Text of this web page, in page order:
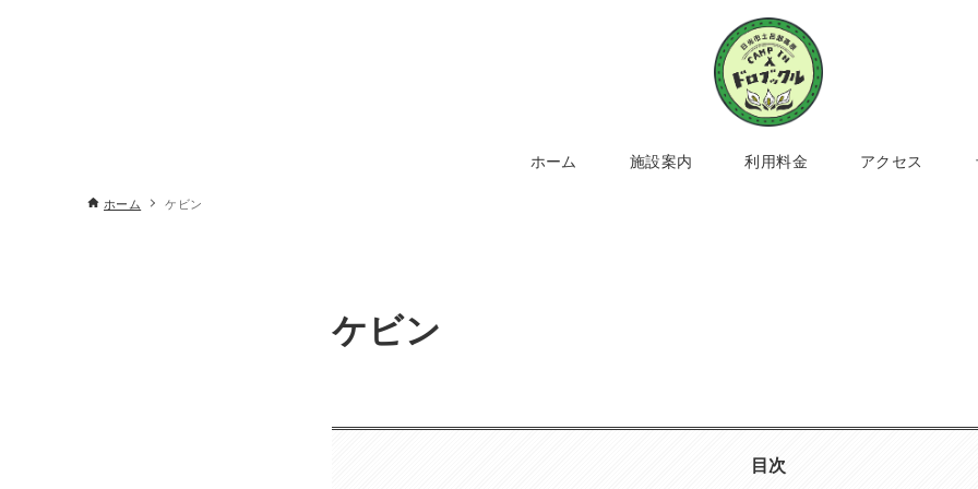
ホーム 施設案内 利用料金 アクセス
ホーム ケビン
ケビン
目次